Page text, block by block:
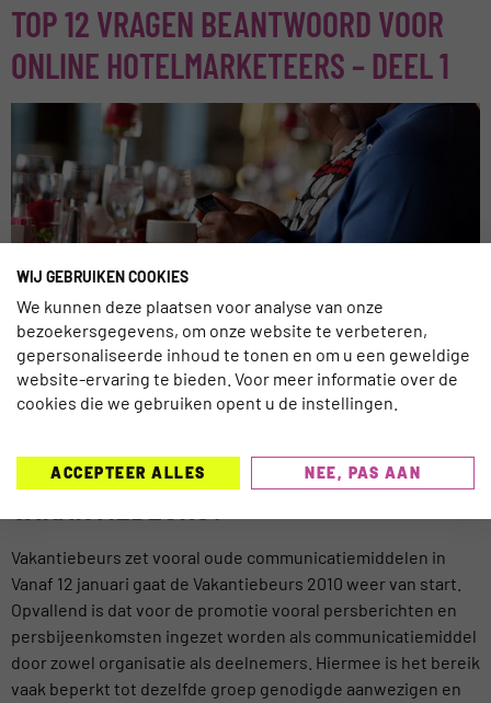
TOP 12 VRAGEN BEANTWOORD VOOR
ONLINE HOTELMARKETEERS – DEEL 1
Veel organisaties zitten met vragen over sociale media en
online marketing, hotels zijn daar geen uitzondering op.
Vizergy heeft een interessant whitepaper gepubliceerd
waarin een aantal professionals uit de branche antwoord
geven op de top 12 van deze vragen. Hierbij de eerste 6
vragen.
OUDE COMMUNICATIE OP NIEUWE
Vakantiebeurs zet vooral oude communicatiemiddelen in
Vanaf 12 januari gaat de Vakantiebeurs 2010 weer van start.
Opvallend is dat voor de promotie vooral persberichten en
persbijeenkomsten ingezet worden als communicatiemiddel
door zowel organisatie als deelnemers. Hiermee is het bereik
vaak beperkt tot dezelfde groep genodigde aanwezigen en
WIJ GEBRUIKEN COOKIES
We kunnen deze plaatsen voor analyse van onze
bezoekersgegevens, om onze website te verbeteren,
gepersonaliseerde inhoud te tonen en om u een geweldige
website-ervaring te bieden. Voor meer informatie over de
cookies die we gebruiken opent u de instellingen.
ACCEPTEER ALLES NEE, PAS AAN